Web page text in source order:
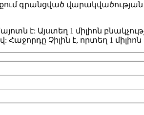
գրանցված վարակվածության
է: Այստեղ 1 միլիոն
Հաջորդը Չիլին է, որտեղ 1